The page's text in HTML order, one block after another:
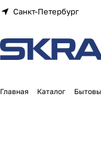
Санкт-Петербург
Главная Каталог